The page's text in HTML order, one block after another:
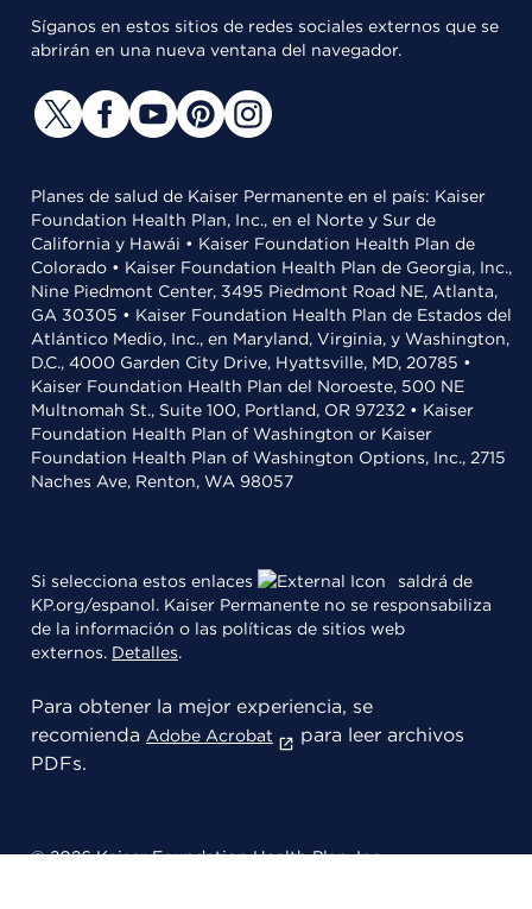
Síganos en estos sitios de redes sociales externos que se
abrirán en una nueva ventana del navegador.
Planes de salud de Kaiser Permanente en el país: Kaiser
Foundation Health Plan, Inc., en el Norte y Sur de
California y Hawái • Kaiser Foundation Health Plan de
Colorado • Kaiser Foundation Health Plan de Georgia, Inc.,
Nine Piedmont Center, 3495 Piedmont Road NE, Atlanta,
GA 30305 • Kaiser Foundation Health Plan de Estados del
Atlántico Medio, Inc., en Maryland, Virginia, y Washington,
D.C., 4000 Garden City Drive, Hyattsville, MD, 20785 •
Kaiser Foundation Health Plan del Noroeste, 500 NE
Multnomah St., Suite 100, Portland, OR 97232 • Kaiser
Foundation Health Plan of Washington or Kaiser
Foundation Health Plan of Washington Options, Inc., 2715
Naches Ave, Renton, WA 98057
Si selecciona estos enlaces
saldrá de
KP.org/espanol. Kaiser Permanente no se responsabiliza
de la información o las políticas de sitios web
externos. Detalles.
Para obtener la mejor experiencia, se
recomienda Adobe Acrobat
para leer archivos
PDFs.
© 2026 Kaiser Foundation Health Plan, Inc.